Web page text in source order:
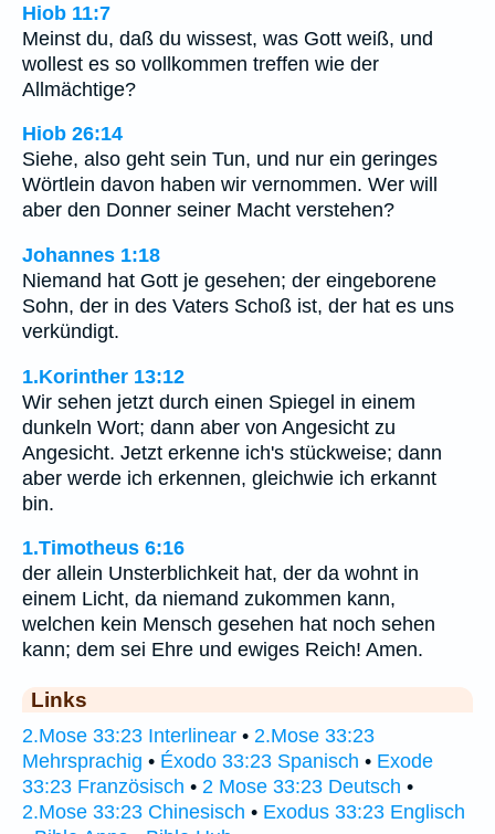
Hiob 11:7
Meinst du, daß du wissest, was Gott weiß, und
wollest es so vollkommen treffen wie der
Allmächtige?
Hiob 26:14
Siehe, also geht sein Tun, und nur ein geringes
Wörtlein davon haben wir vernommen. Wer will
aber den Donner seiner Macht verstehen?
Johannes 1:18
Niemand hat Gott je gesehen; der eingeborene
Sohn, der in des Vaters Schoß ist, der hat es uns
verkündigt.
1.Korinther 13:12
Wir sehen jetzt durch einen Spiegel in einem
dunkeln Wort; dann aber von Angesicht zu
Angesicht. Jetzt erkenne ich's stückweise; dann
aber werde ich erkennen, gleichwie ich erkannt
bin.
1.Timotheus 6:16
der allein Unsterblichkeit hat, der da wohnt in
einem Licht, da niemand zukommen kann,
welchen kein Mensch gesehen hat noch sehen
kann; dem sei Ehre und ewiges Reich! Amen.
Links
2.Mose 33:23 Interlinear • 2.Mose 33:23
Mehrsprachig • Éxodo 33:23 Spanisch • Exode
33:23 Französisch • 2 Mose 33:23 Deutsch •
2.Mose 33:23 Chinesisch • Exodus 33:23 Englisch